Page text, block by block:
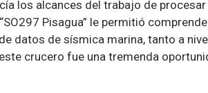
los alcances del trabajo de
Pisagua” le permitió
datos de sísmica marina, tanto a
crucero fue una tremenda